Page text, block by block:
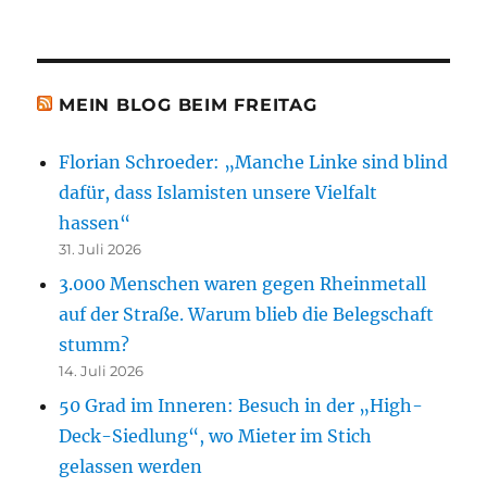
MEIN BLOG BEIM FREITAG
Florian Schroeder: „Manche Linke sind blind
dafür, dass Islamisten unsere Vielfalt
hassen“
31. Juli 2026
3.000 Menschen waren gegen Rheinmetall
auf der Straße. Warum blieb die Belegschaft
stumm?
14. Juli 2026
50 Grad im Inneren: Besuch in der „High-
Deck-Siedlung“, wo Mieter im Stich
gelassen werden